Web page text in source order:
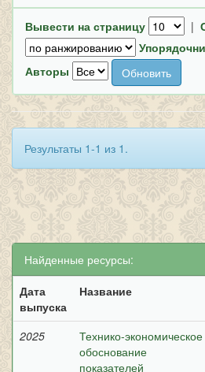
Вывести на страницу |
Авторы
Результаты 1-1 из 1.
Найденные ресурсы:
Дата
выпуска
Название
2025
Технико-экономическое
обоснование
показателей